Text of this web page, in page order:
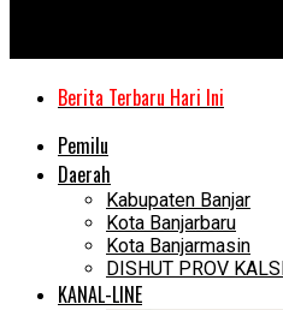
Berita Terbaru Hari Ini
Pemilu
Daerah
Kabupaten Banjar
Kota Banjarbaru
Kota Banjarmasin
DISHUT PROV
KANAL-LINE